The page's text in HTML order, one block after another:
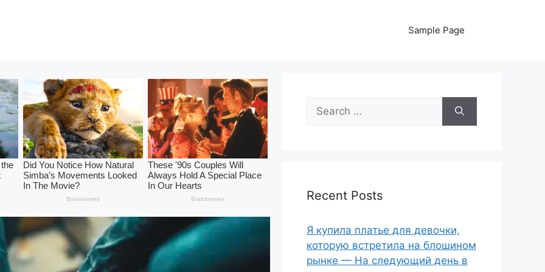
Sample Page
Search
for:
Recent Posts
Я купила платье для девочки,
которую встретила на блошином
рынке — На следующий день в